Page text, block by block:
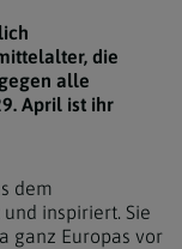
die
alle
April ist ihr
dem
inspiriert. Sie
ganz Europas vor